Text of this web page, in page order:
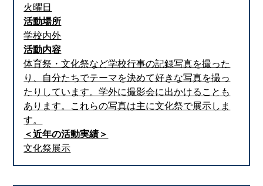
火曜日
活動場所
学校内外
活動内容
体育祭・文化祭など学校行事の記録写真を撮った
り、自分たちでテーマを決めて好きな写真を撮っ
たりしています。学外に撮影会に出かけることも
あります。これらの写真は主に文化祭で展示しま
す。
＜近年の活動実績＞
文化祭展示